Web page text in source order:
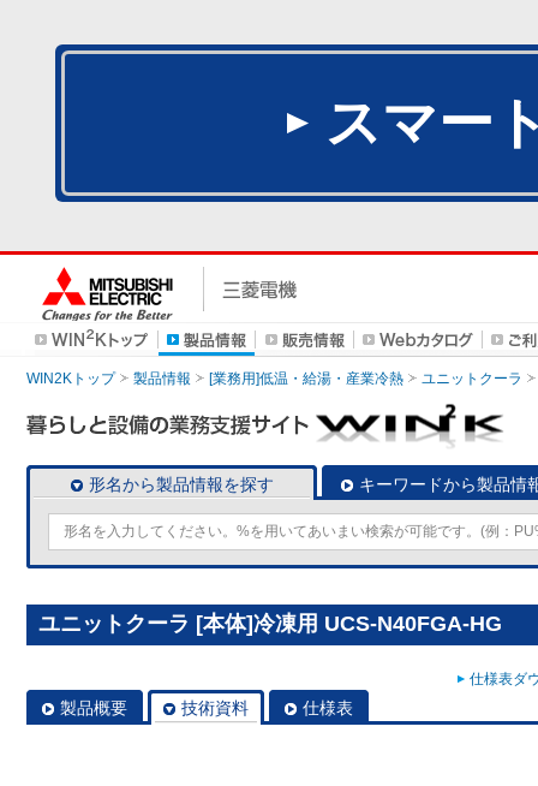
スマー
WIN2Kトップ 製品情報 [業務用]低温・給湯・産業冷熱 ユニットクーラ
形名から製品情報を探す キーワードから製品情
ユニットクーラ [本体]冷凍用 UCS-N40FGA-HG
仕様表ダ
製品概要 技術資料 仕様表